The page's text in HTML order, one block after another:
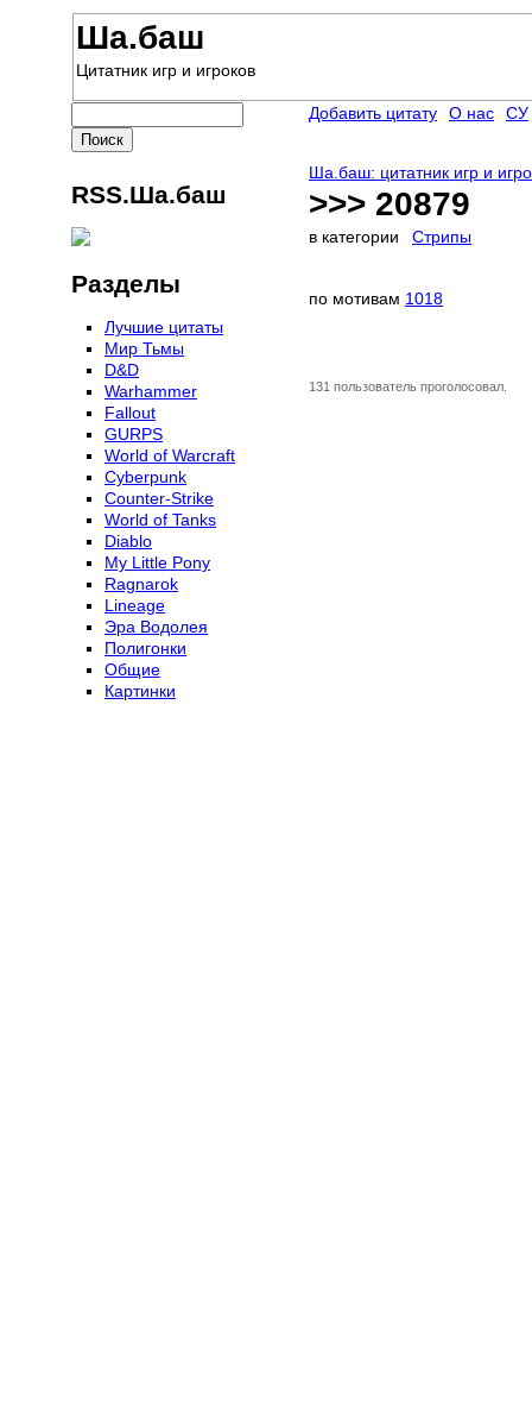
Ша.баш
Цитатник игр и игроков
Ша.баш: цитатник игр и
>>> 20879
в категории Стрипы
по мотивам 1018
131 пользователь проголосовал.
Добавить цитату О нас СУ
RSS.Ша.баш
Разделы
Лучшие цитаты
Мир Тьмы
D&D
Warhammer
Fallout
GURPS
World of Warcraft
Сyberpunk
Counter-Strike
World of Tanks
Diablo
My Little Pony
Ragnarok
Lineage
Эра Водолея
Полигонки
Общие
Картинки